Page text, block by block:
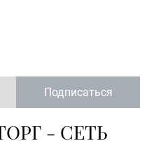
Подписаться
- СЕТЬ